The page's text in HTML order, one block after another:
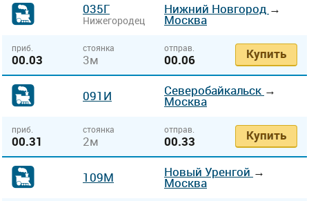
035Г
Нижегородец
Нижний Новгород →
Москва
приб.
00.03
стоянка
3м
отправ.
00.06 Купить
091И Северобайкальск →
Москва
приб.
00.31
стоянка
2м
отправ.
00.33 Купить
109М Новый Уренгой →
Москва